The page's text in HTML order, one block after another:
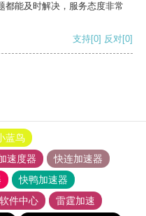
都能及时解决，服务态度非常
支持[0] 反对[0]
蓝鸟
速度器
快连加速器
快鸭加速器
软件中心
雷霆加速